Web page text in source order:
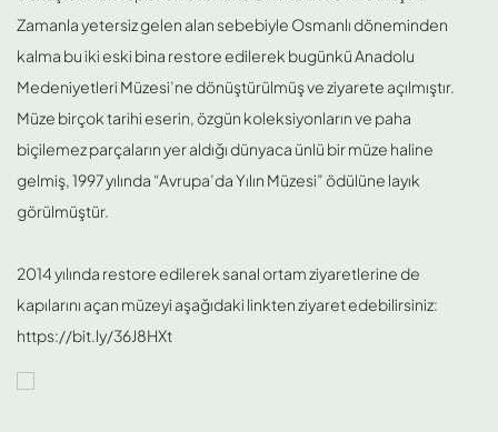
Zamanla yetersiz gelen alan sebebiyle Osmanlı döneminden
kalma bu iki eski bina restore edilerek bugünkü Anadolu
Medeniyetleri Müzesi’ne dönüştürülmüş ve ziyarete açılmıştır.
Müze birçok tarihi eserin, özgün koleksiyonların ve paha
biçilemez parçaların yer aldığı dünyaca ünlü bir müze haline
gelmiş, 1997 yılında “Avrupa’da Yılın Müzesi” ödülüne layık
görülmüştür.
2014 yılında restore edilerek sanal ortam ziyaretlerine de
kapılarını açan müzeyi aşağıdaki linkten ziyaret edebilirsiniz:
https://bit.ly/36J8HXt